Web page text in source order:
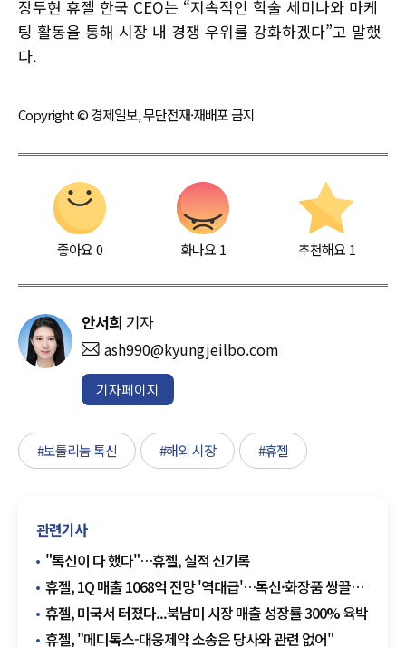
장두현 휴젤 한국 CEO는 “지속적인 학술 세미나와 마케
팅 활동을 통해 시장 내 경쟁 우위를 강화하겠다”고 말했
다.
Copyright © 경제일보, 무단전재·재배포 금지
좋아요0 화나요 1 추천해요 1
안서희 기자
ash990@kyungjeilbo.com
기자페이지
#보툴리눔 톡신 #해외 시장 #휴젤
관련기사
"톡신이 다 했다"…휴젤, 실적 신기록
휴젤, 1Q 매출 1068억 전망 '역대급'…톡신·화장품 쌍끌이
성장
휴젤, 미국서 터졌다...북남미 시장 매출 성장률 300% 육박
휴젤, "메디톡스-대웅제약 소송은 당사와 관련 없어"